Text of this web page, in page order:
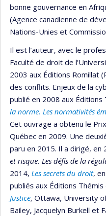
bonne gouvernance en
(Agence canadienne de
Nations-Unies et
Il est l’auteur, avec le
Faculté de droit de
2003 aux Éditions Romillat
des conflits. Enjeux de la
publié en 2008 aux Éditions
la norme. Les normativités
Cet ouvrage a obtenu le
Québec en 2009. Une
paru en 2015. Il a dirigé, en
et risque. Les défis de la
2014, Les secrets du droit,
publiés aux Éditions
Justice, Ottawa, University
Bailey, Jacquelyn Burkell et